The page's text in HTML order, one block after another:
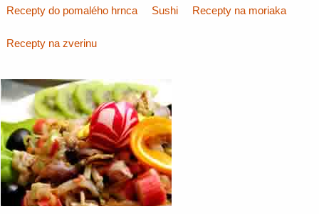
Recepty do pomalého hrnca Sushi Recepty na moriaka
Recepty na zverinu